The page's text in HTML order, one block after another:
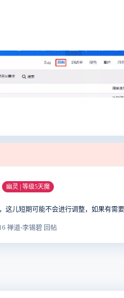
幽灵 | 等级5天魔
这儿短期可能不会进行调整，如果有需
禅道-李锡碧 回帖